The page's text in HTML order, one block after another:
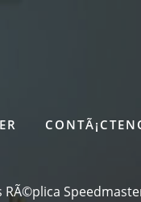
RÃ©plica